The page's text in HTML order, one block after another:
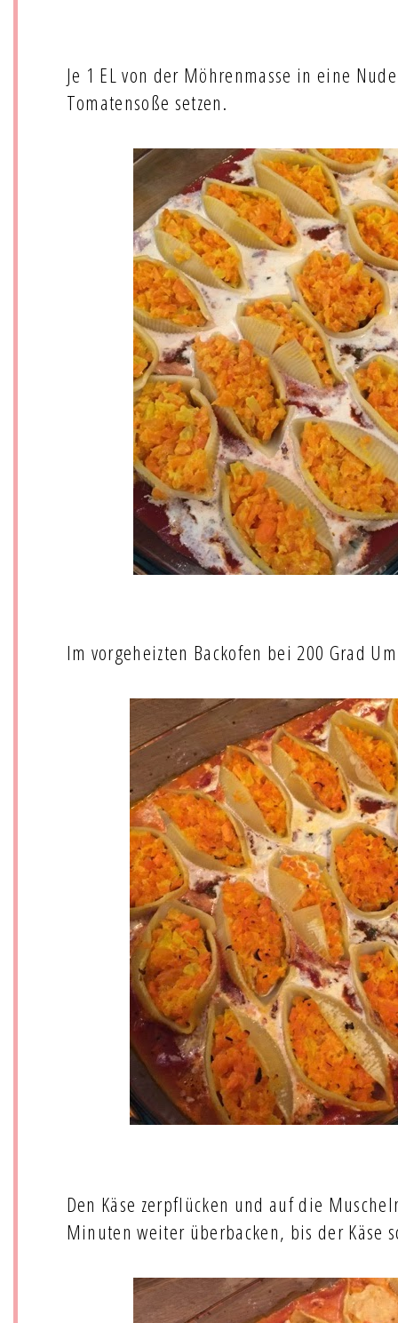
Je 1 EL von der Möhrenmasse in eine
Tomatensoße setzen.
Im vorgeheizten Backofen bei 200 Grad
Den Käse zerpflücken und auf die
Minuten weiter überbacken, bis der Käse